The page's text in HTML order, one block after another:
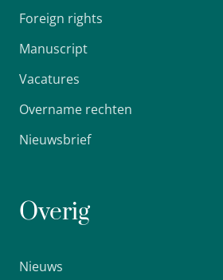
Foreign rights
Manuscript
Vacatures
Overname rechten
Nieuwsbrief
Overig
Nieuws